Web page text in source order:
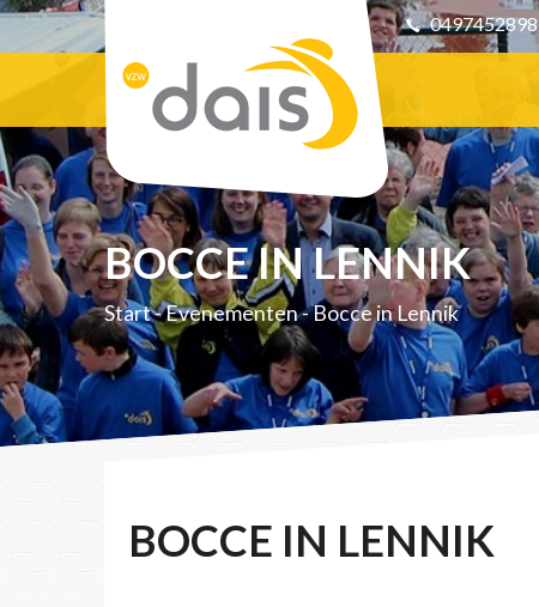
0497452898
BOCCE IN LENNIK
Start-Evenementen-Bocce in Lennik
BOCCE IN LENNIK